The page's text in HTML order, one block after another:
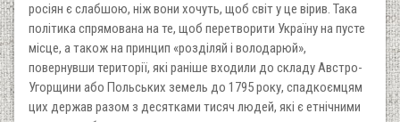
росіян є слабшою, ніж вони хочуть, щоб світ у це вірив. Така
політика спрямована на те, щоб перетворити Україну на пусте
місце, а також на принцип «розділяй і володарюй»,
повернувши території, які раніше входили до складу Австро-
Угорщини або Польських земель до 1795 року, спадкоємцям
цих держав разом з десятками тисяч людей, які є етнічними